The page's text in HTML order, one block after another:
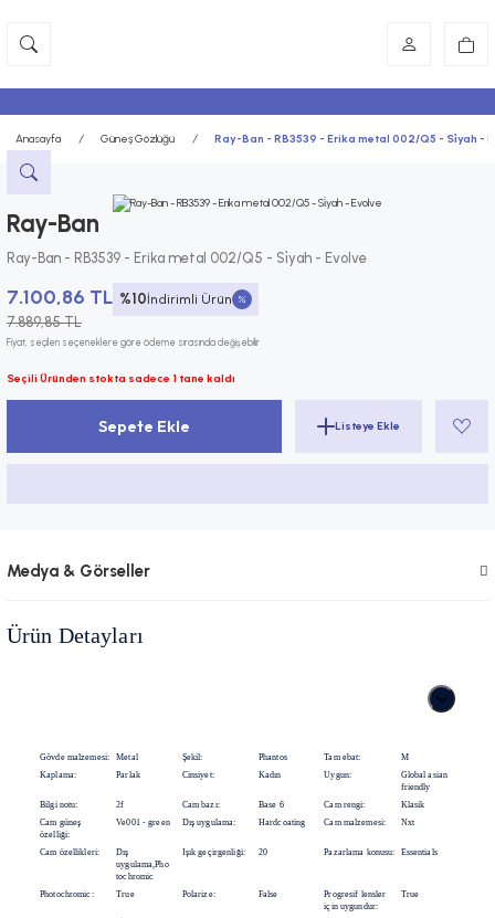
Anasayfa Güneş Gözlüğü Ray-Ban - RB3539 - Erika metal 002/Q5 - Si̇yah -
Ray-Ban
Ray-Ban - RB3539 - Erika metal 002/Q5 - Si̇yah - Evolve
7.100,86 TL
7.889,85 TL
%10İndirimli Ürün
Fiyat, seçilen seçeneklere göre ödeme sırasında değişebilir
Seçili Üründen stokta sadece 1 tane kaldı
Sepete Ekle
Medya & Görseller
Ürün Detayları
Gövde malzemesi: Metal Şekil: Phantos Tam ebat:
M
Kaplama:
Parlak Cinsiyet: Kadın Uygun:
Global asian
friendly
Bilgi notu:
2f Cam bazı: Base 6 Cam rengi:
Klasik
Cam güneş
özelliği:
Ve001 - green Dış uygulama: Hardcoating Cam malzemesi: Nxt
Cam özellikleri:
Dış
uygulama,Pho
tochromic
Işık geçirgenliği: 20 Pazarlama konusu: Essentials
Photochromic: True Polarize: False
Progresif lensler
için uygundur:
True